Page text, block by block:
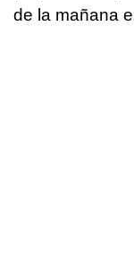
de la mañana